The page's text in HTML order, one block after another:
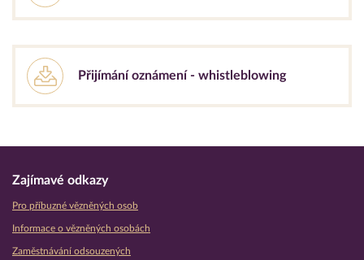
Přijímání oznámení - whistleblowing
Zajímavé odkazy
Pro příbuzné vězněných osob
Informace o vězněných osobách
Zaměstnávání odsouzených